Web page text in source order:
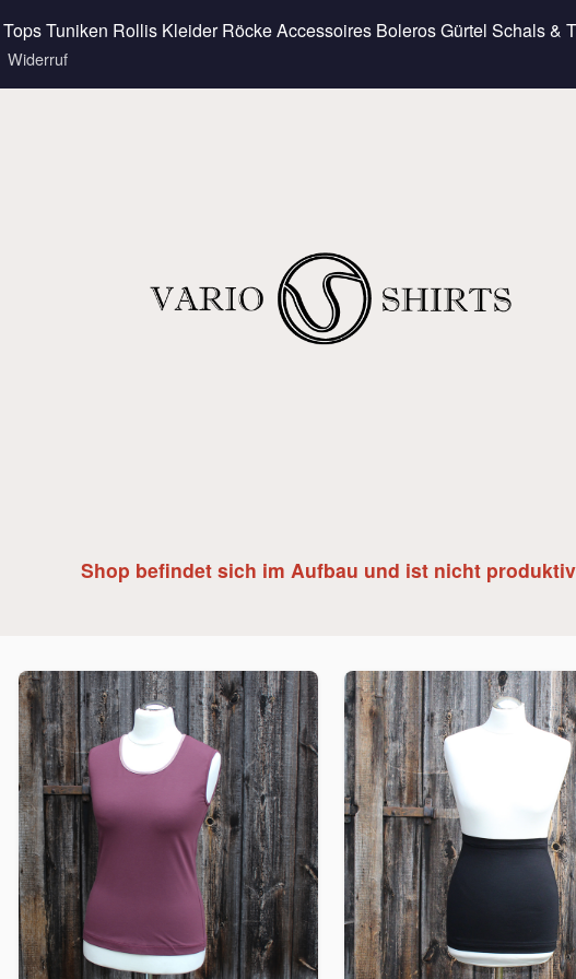
TopsTuniken Rollis Kleider RöckeAccessoires BolerosGürtel Schals &
Widerruf
Shop befindet sich im Aufbau und ist nicht